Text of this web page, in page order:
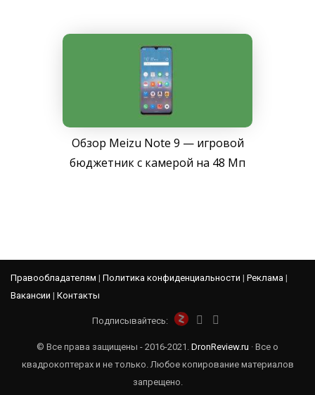
Обзор Meizu Note 9 — игровой
бюджетник с камерой на 48 Мп
Правообладателям | Политика конфиденциальности | Реклама |
Вакансии | Контакты
Подписывайтесь:
© Все права защищены - 2016-2021. DronReview.ru · Все о
квадрокоптерах и не только. Любое копирование материалов
запрещено.